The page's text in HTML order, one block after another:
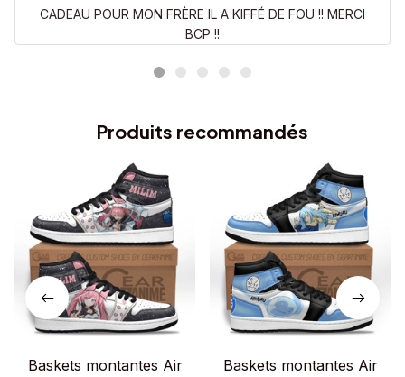
CADEAU POUR MON FRÈRE IL A KIFFÉ DE FOU !! MERCI
BCP !!
Produits recommandés
Baskets montantes Air
Baskets montantes Air